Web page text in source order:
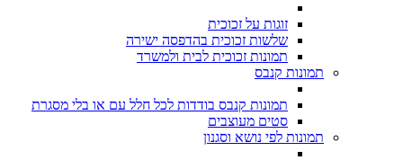
זוגות על זכוכית
שלשות זכוכית בהדפסה ישירה
תמונות זכוכית לבית ולמשרד
תמונות קנבס
תמונות קנבס בודדות לכל חלל עם או בלי מסגרת
סטים מעוצבים
תמונות לפי נושא וסגנון